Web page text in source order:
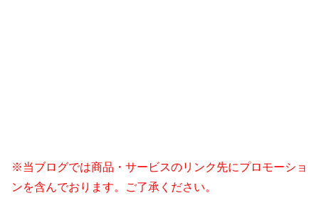
※当ブログでは商品・サービスのリンク先にプロモーショ
ンを含んでおります。ご了承ください。